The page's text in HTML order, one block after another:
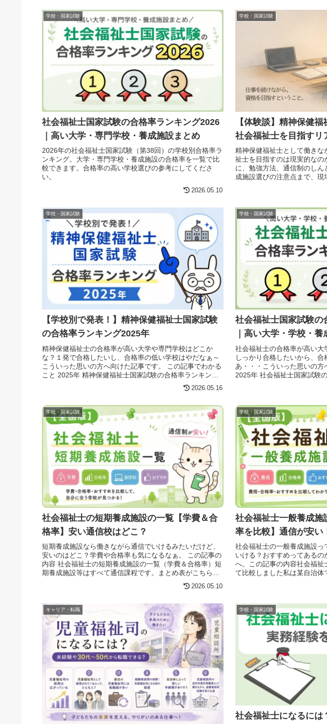
学校・国家試験
社会福祉士国家試験の合格率ランキング2026
｜高い大学・専門学校・養成施設まとめ
2026年の社会福祉士国家試験（第38回）の学校別合格率ラ
ンキング。大学・専門学校・養成施設の合格率を一覧で比
較できます。合格率の高い学校選びの参考にしてくださ
い。
2026.05.10
学校・国家試験
【体験談】精神保健
社会福祉士を目指すリ
精神保健福祉士として働き
祉士を目指すのは現実的なの
に、勉強方法、通信制のし
成施設選びの注意点まで、現
学校・国家試験
【学校別で発表！】精神保健福祉士国家試験
の合格率ランキング2025年
精神保健福祉士の合格率が高い大学や専門学校はどこか
な？１発で合格したいし、合格率の低い学校はやだなぁ～
こういった思いの方へ向けた記事です。 この記事でわかる
こと 2025年 精神保健福祉士国家試験の合格率ランキング
2026.05.16
学校・国家試験
社会福祉士国家試験の
｜高い大学・学校・養
社会福祉士の合格率が高い
しっかり合格したいから、
あ・・・こういった思いの
2025年 社会福祉士国家試験
学校・国家試験
社会福祉士の短期養成施設の一覧【学費＆合
格率】安い通信校はどこ？
短期養成施設なら働きながら通信でいけるみたいだけど、
安いのはどこ？学費や合格率も気になるなぁ。 この記事の
内容 社会福祉士の短期養成施設の一覧（学費＆合格率）短
期養成施設等はすべて通信課程です。まとめ表がこちら。
2026.05.10
学校・国家試験
社会福祉士一般養成施
率を比較】通信が安い
社会福祉士の一般養成施設っ
いける？おすすめってある
へ。この記事の内容社会福祉
て比較しました私は某自治体
キャリア・転職 学校・国家試験
社会福祉士になるには